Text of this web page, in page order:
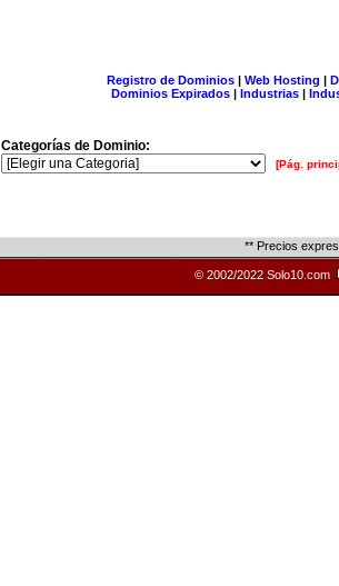
Registro de Dominios| Web Hosting |
Dominios Expirados | Industrias |
Categorías de Dominio:
[Pág.
** Precios
© 2002/2022 Solo10.com